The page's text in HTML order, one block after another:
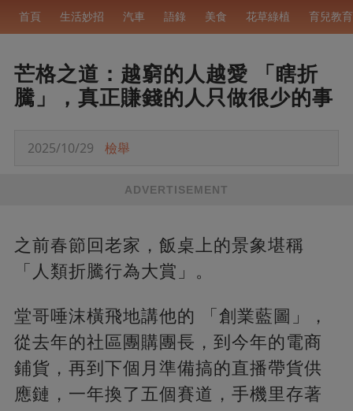
首頁 生活妙招 汽車 語錄 美食 花草綠植 育兒教育
芒格之道：越窮的人越愛 「瞎折
騰」，真正賺錢的人只做很少的事
2025/10/29 檢舉
ADVERTISEMENT
之前春節回老家，飯桌上的景象堪稱
「人類折騰行為大賞」。
堂哥唾沫橫飛地講他的 「創業藍圖」，
從去年的社區團購團長，到今年的電商
鋪貨，再到下個月準備搞的直播帶貨供
應鏈，一年換了五個賽道，手機里存著